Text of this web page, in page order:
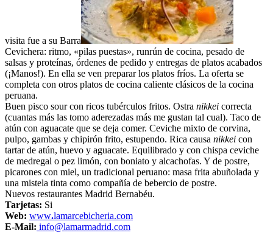
visita fue a su Barra
Cevichera: ritmo, «pilas puestas», runrún de cocina, pesado de
salsas y proteínas, órdenes de pedido y entregas de platos acabados
(¡Manos!). En ella se ven preparar los platos fríos. La oferta se
completa con otros platos de cocina caliente clásicos de la cocina
peruana.
Buen pisco sour con ricos tubérculos fritos. Ostra nikkei correcta
(cuantas más las tomo aderezadas más me gustan tal cual). Taco de
atún con aguacate que se deja comer. Ceviche mixto de corvina,
pulpo, gambas y chipirón frito, estupendo. Rica causa nikkei con
tartar de atún, huevo y aguacate. Equilibrado y con chispa ceviche
de medregal o pez limón, con boniato y alcachofas. Y de postre,
picarones con miel, un tradicional peruano: masa frita abuñolada y
una mistela tinta como compañía de bebercio de postre.
Nuevos restaurantes Madrid Bernabéu.
Tarjetas: Si
Web: www.lamarcebicheria.com
E-Mail: info@lamarmadrid.com